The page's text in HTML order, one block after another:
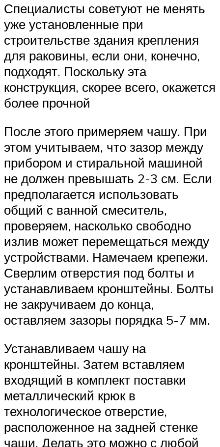
Специалисты советуют не менять
уже установленные при
строительстве здания крепления
для раковины, если они, конечно,
подходят. Поскольку эта
конструкция, скорее всего, окажется
более прочной
После этого примеряем чашу. При
этом учитываем, что зазор между
прибором и стиральной машиной
не должен превышать 2-3 см. Если
предполагается использовать
общий с ванной смеситель,
проверяем, насколько свободно
излив может перемещаться между
устройствами. Намечаем крепежи.
Сверлим отверстия под болты и
устанавливаем кронштейны. Болты
не закручиваем до конца,
оставляем зазоры порядка 5-7 мм.
Устанавливаем чашу на
кронштейны. Затем вставляем
входящий в комплект поставки
металлический крюк в
технологическое отверстие,
расположенное на задней стенке
чаши. Делать это можно с любой